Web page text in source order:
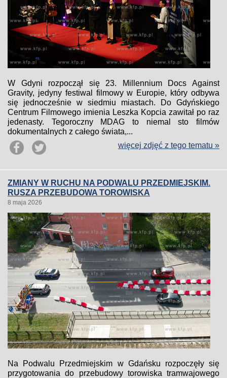
W Gdyni rozpoczął się 23. Millennium Docs Against
Gravity, jedyny festiwal filmowy w Europie, który odbywa
się jednocześnie w siedmiu miastach. Do Gdyńskiego
Centrum Filmowego imienia Leszka Kopcia zawitał po raz
jedenasty. Tegoroczny MDAG to niemal sto filmów
dokumentalnych z całego świata,...
więcej zdjęć z tego tematu »
ZMIANY W RUCHU NA PODWALU PRZEDMIEJSKIM.
RUSZA PRZEBUDOWA TOROWISKA
8 maja 2026
Na Podwalu Przedmiejskim w Gdańsku rozpoczęły się
przygotowania do przebudowy torowiska tramwajowego